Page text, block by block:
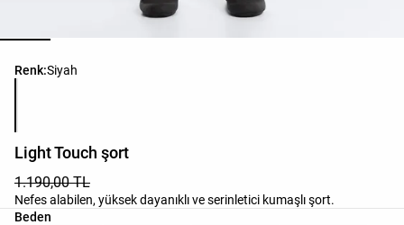
Renk:Siyah
Ürün renk listesi
Light Touch şort
1.190,00 TL
Nefes alabilen, yüksek dayanıklı ve serinletici kumaşlı şort.
Beden
Ürün beden listesi